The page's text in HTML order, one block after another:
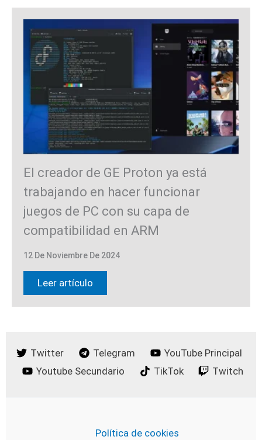
El creador de GE Proton ya está
trabajando en hacer funcionar
juegos de PC con su capa de
compatibilidad en ARM
12 De Noviembre De 2024
Leer artículo
Twitter Telegram
YouTube Principal
Youtube Secundario
TikTok Twitch
Política de cookies